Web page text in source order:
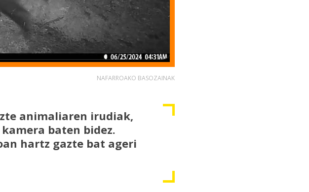
NAFARROAKO BASOZAINAK
animaliaren irudiak,
baten bidez.
hartz gazte bat ageri